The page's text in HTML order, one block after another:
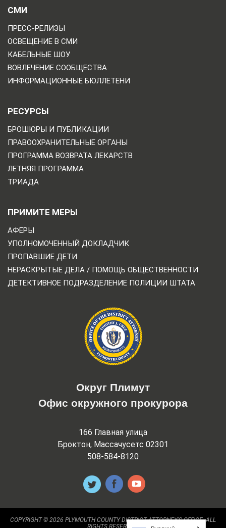
СМИ
ПРЕСС-РЕЛИЗЫ
ОСВЕЩЕНИЕ В СМИ
КАБЕЛЬНЫЕ ШОУ
ВОВЛЕЧЕНИЕ СООБЩЕСТВА
ИНФОРМАЦИОННЫЕ БЮЛЛЕТЕНИ
РЕСУРСЫ
БРОШЮРЫ И ПУБЛИКАЦИИ
ПРАВООХРАНИТЕЛЬНЫЕ ОРГАНЫ
ПРОГРАММА ВОЗВРАТА ЛЕКАРСТВ
ЛЕТНЯЯ ПРОГРАММА
ТРИАДА
ПРИМИТЕ МЕРЫ
АФЕРЫ
УПОЛНОМОЧЕННЫЙ ДОКЛАДЧИК
ПРОПАВШИЕ ДЕТИ
НЕРАСКРЫТЫЕ ДЕЛА / ПОМОЩЬ ОБЩЕСТВЕННОСТИ
ДЕТЕКТИВНОЕ ПОДРАЗДЕЛЕНИЕ ПОЛИЦИИ ШТАТА
Округ Плимут
Офис окружного прокурора
166 Главная улица
Броктон, Массачусетс 02301
508-584-8120
COPYRIGHT © 2026 PLYMOUTH COUNTY DISTRICT ATTORNEY'S OFFICE. ALL